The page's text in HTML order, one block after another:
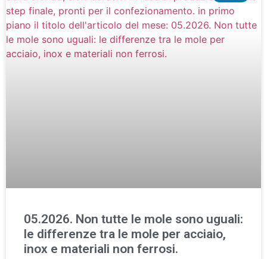
05.2026. Non tutte le mole sono uguali:
le differenze tra le mole per acciaio,
inox e materiali non ferrosi.